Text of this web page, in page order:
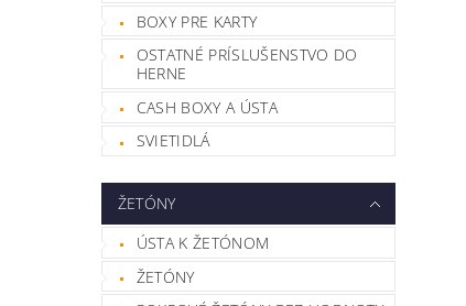
BOXY PRE KARTY
OSTATNÉ PRÍSLUŠENSTVO DO
HERNE
CASH BOXY A ÚSTA
SVIETIDLÁ
ŽETÓNY
ÚSTA K ŽETÓNOM
ŽETÓNY